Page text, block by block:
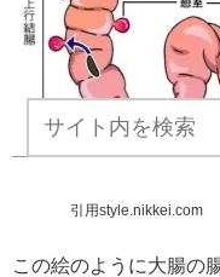
引用style.nikkei.com
この絵のように大腸の